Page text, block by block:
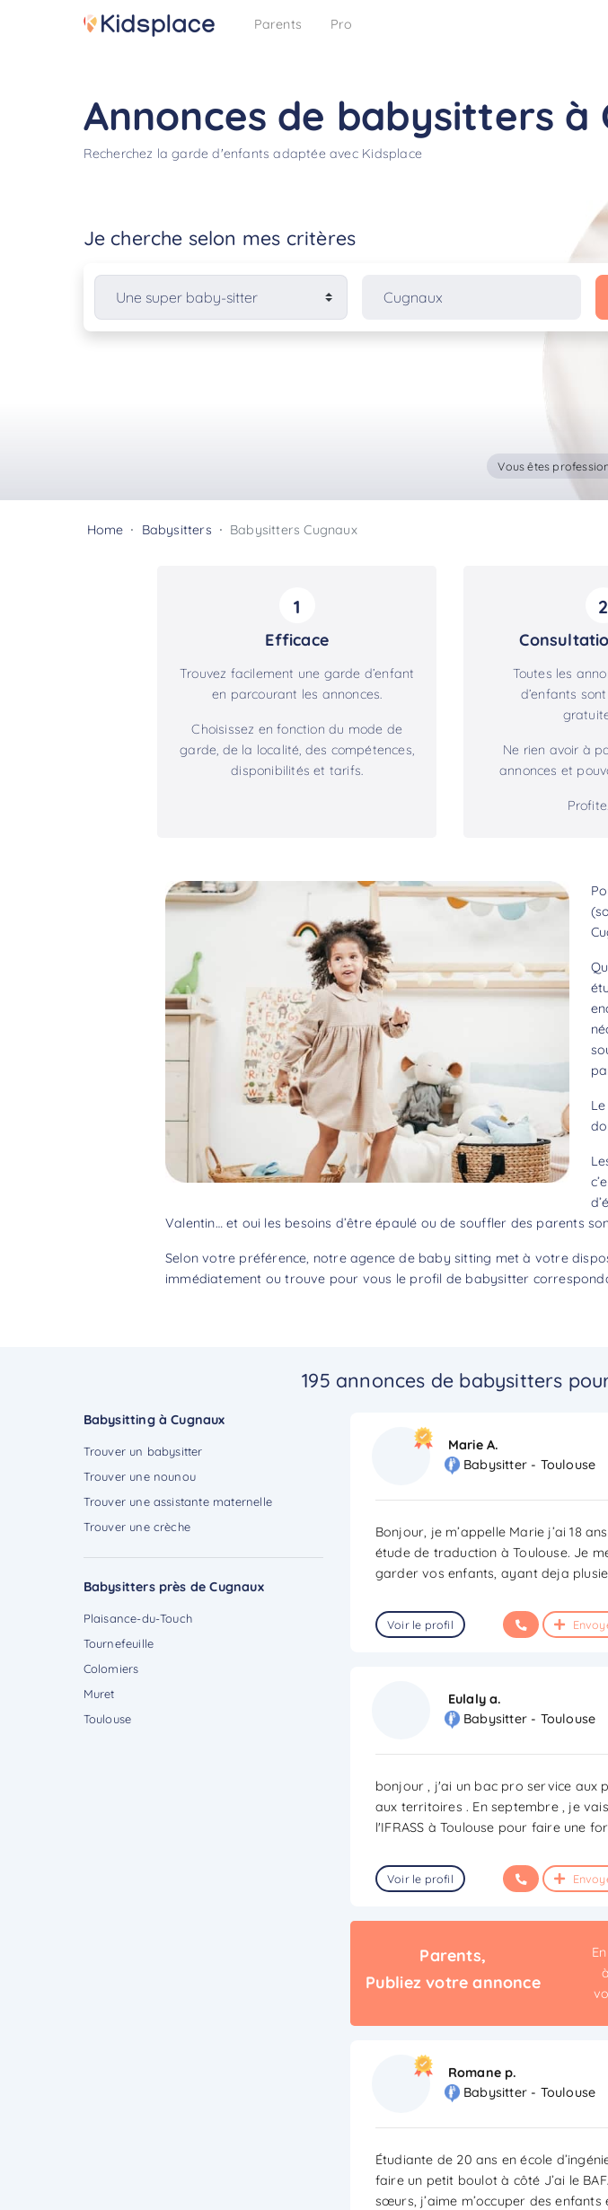
Parents Pro
Annonces de babysitters à
Recherchez la garde d'enfants adaptée avec Kidsplace
Je cherche selon mes critères
Vous êtes
Home Babysitters Babysitters Cugnaux
1
Efficace
Trouvez facilement une garde d’enfant
en parcourant les annonces.
Choisissez en fonction du mode de
garde, de la localité, des compétences,
disponibilités et tarifs.
2
Toutes les
d’enfants
Ne rien avoir à
annonces et
Valentin… et oui les besoins d’être épaulé ou de souffler des parents
Selon votre préférence, notre agence de baby sitting met à votre
immédiatement ou trouve pour vous le profil de babysitter
195 annonces de babysitters
Babysitting à Cugnaux
Trouver un babysitter
Trouver une nounou
Trouver une assistante maternelle
Trouver une crèche
Babysitters près de Cugnaux
Plaisance-du-Touch
Tournefeuille
Colomiers
Muret
Toulouse
Marie A.
Babysitter - Toulouse
Bonjour, je m’appelle Marie j’ai 18
étude de traduction à Toulouse. Je
garder vos enfants, ayant deja
Voir le profil
Eulaly a.
Babysitter - Toulouse
bonjour , j'ai un bac pro service aux
aux territoires . En septembre , je
l'IFRASS à Toulouse pour faire une
Voir le profil
Parents,
Publiez votre annonce
Romane p.
Babysitter - Toulouse
Étudiante de 20 ans en école
faire un petit boulot à côté J’ai le
sœurs, j’aime m’occuper des